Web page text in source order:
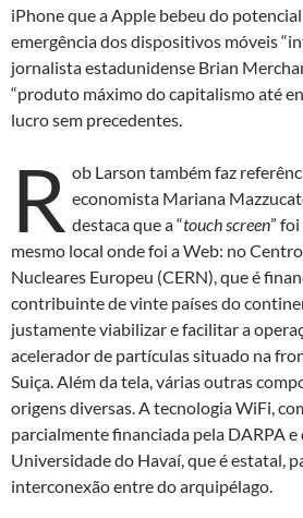
iPhone que a Apple bebeu do
emergência dos dispositivos móveis
jornalista estadunidense Brian
“produto máximo do capitalismo até
lucro sem precedentes.
R ob Larson também faz
economista Mariana
destaca que a “touch screen”
mesmo local onde foi a Web: no
Nucleares Europeu (CERN), que é
contribuinte de vinte países do
justamente viabilizar e facilitar a
acelerador de partículas situado na
Suiça. Além da tela, várias outras
origens diversas. A tecnologia WiFi,
parcialmente financiada pela DARPA
Universidade do Havaí, que é estatal,
interconexão entre do arquipélago.